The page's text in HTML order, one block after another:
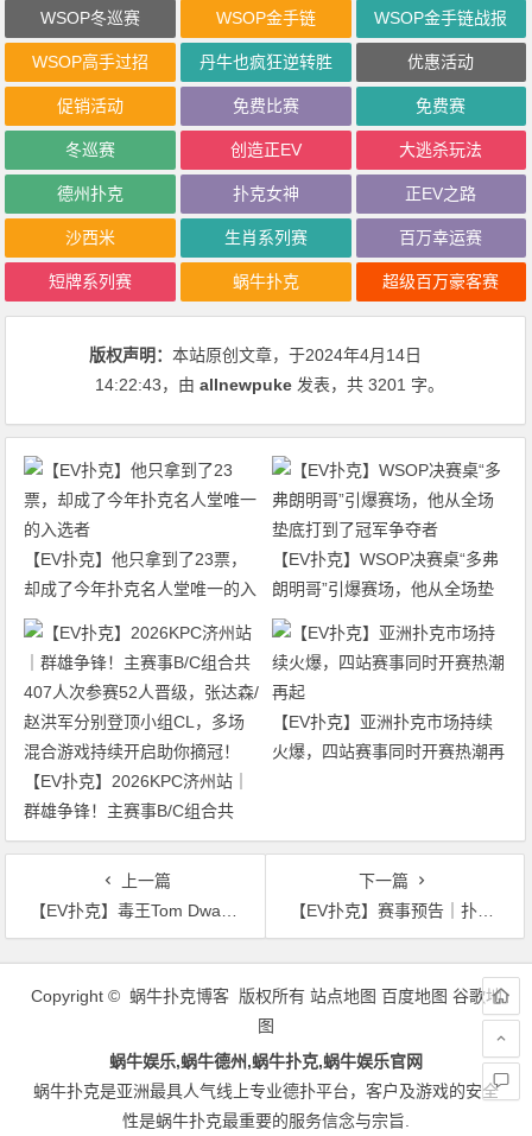
WSOP冬巡赛 WSOP金手链 WSOP金手链战报
WSOP高手过招 丹牛也疯狂逆转胜 优惠活动
促销活动 免费比赛 免费赛
冬巡赛 创造正EV 大逃杀玩法
德州扑克 扑克女神 正EV之路
沙西米 生肖系列赛 百万幸运赛
短牌系列赛 蜗牛扑克 超级百万豪客赛
版权声明：本站原创文章，于2024年4月14日
14:22:43，由allnewpuke 发表，共 3201 字。
【EV扑克】他只拿到了23票，
却成了今年扑克名人堂唯一的入
选者
【EV扑克】WSOP决赛桌“多弗
朗明哥”引爆赛场，他从全场垫
底打到了冠军争夺者
【EV扑克】2026KPC济州站｜
群雄争锋！主赛事B/C组合共
407人次参赛52人晋级，张达森/
赵洪军分别登顶小组CL，多场
混合游戏持续开启助你摘冠！
【EV扑克】亚洲扑克市场持续
火爆，四站赛事同时开赛热潮再
上一篇
【EV扑克】毒王Tom Dwan即将参加HCL百万买入cash游戏
下一篇
【EV扑克】赛事预告｜扑克之梦10越南站赛程公布 各路选手将云集会安
文
Copyright © 蜗牛扑克博客 版权所有 站点地图 百度地图 谷歌地
图
蜗牛娱乐,蜗牛德州,蜗牛扑克,蜗牛娱乐官网
蜗牛扑克是亚洲最具人气线上专业德扑平台，客户及游戏的安全
性是蜗牛扑克最重要的服务信念与宗旨.